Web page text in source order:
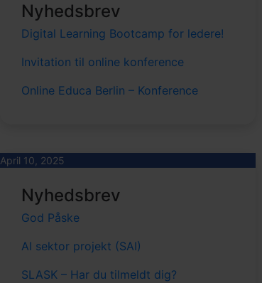
Nyhedsbrev
Digital Learning Bootcamp for ledere!
Invitation til online konference
Online Educa Berlin – Konference
April 10, 2025
Nyhedsbrev
God Påske
AI sektor projekt (SAI)
SLASK – Har du tilmeldt dig?